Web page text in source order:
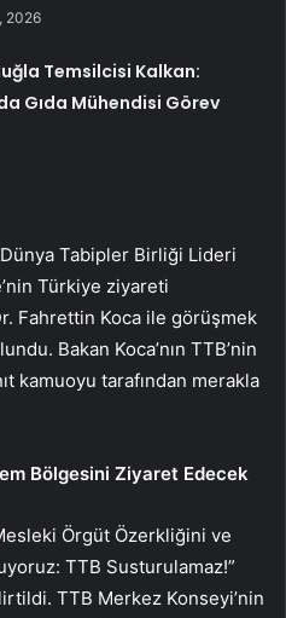
2026
Temsilcisi Kalkan:
Gıda Mühendisi Görev
Tabipler Birliği Lideri
Türkiye ziyareti
Fahrettin Koca ile görüşmek
Bakan Koca’nın TTB’nin
kamuoyu tarafından merakla
Bölgesini Ziyaret Edecek
Örgüt Özerkliğini ve
TTB Susturulamaz!”
TTB Merkez Konseyi’nin